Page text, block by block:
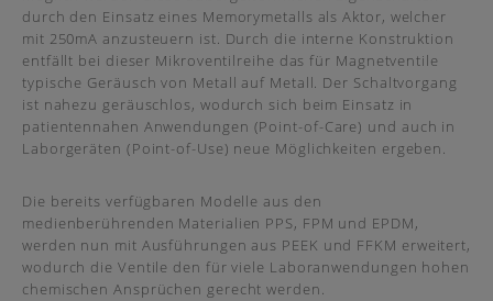
durch den Einsatz eines Memorymetalls als Aktor, welcher
mit 250mA anzusteuern ist. Durch die interne Konstruktion
entfällt bei dieser Mikroventilreihe das für Magnetventile
typische Geräusch von Metall auf Metall. Der Schaltvorgang
ist nahezu geräuschlos, wodurch sich beim Einsatz in
patientennahen Anwendungen (Point-of-Care) und auch in
Laborgeräten (Point-of-Use) neue Möglichkeiten ergeben.
Die bereits verfügbaren Modelle aus den
medienberührenden Materialien PPS, FPM und EPDM,
werden nun mit Ausführungen aus PEEK und FFKM erweitert,
wodurch die Ventile den für viele Laboranwendungen hohen
chemischen Ansprüchen gerecht werden.